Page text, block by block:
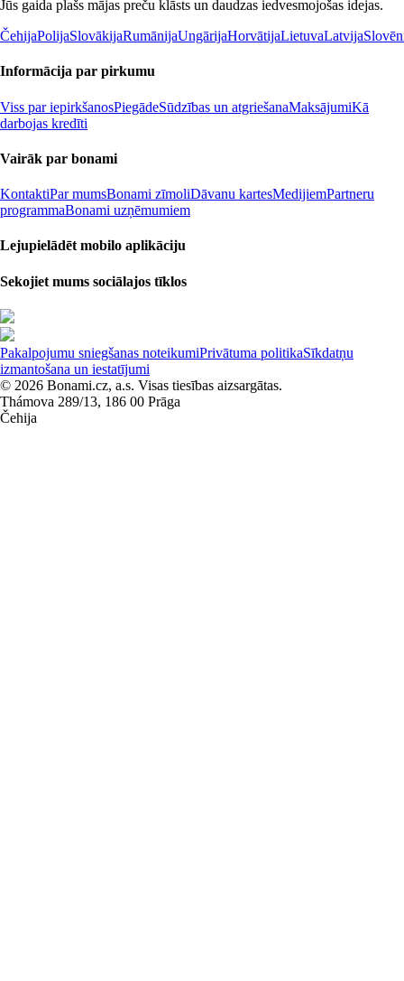
Jūs gaida plašs mājas preču klāsts un daudzas iedvesmojošas idejas.
ČehijaPolijaSlovākijaRumānijaUngārijaHorvātijaLietuvaLatvija
Informācija par pirkumu
Viss par iepirkšanosPiegādeSūdzības un atgriešanaMaksājumiKā
darbojas kredīti
Vairāk par bonami
KontaktiPar mumsBonami zīmoliDāvanu kartesMedijiemPartneru
programmaBonami uzņēmumiem
Lejupielādēt mobilo aplikāciju
Sekojiet mums sociālajos tīklos
Pakalpojumu sniegšanas noteikumiPrivātuma politikaSīkdatņu
izmantošana un iestatījumi
© 2026 Bonami.cz, a.s. Visas tiesības aizsargātas.
Thámova 289/13, 186 00 Prāga
Čehija